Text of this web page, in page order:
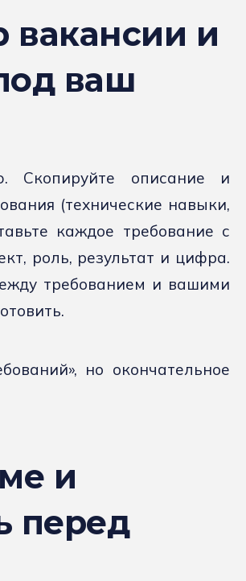
вакансии и
ваш
Скопируйте описание и
(технические навыки,
каждое требование с
роль, результат и цифра.
требованием и вашими
но окончательное
и
перед